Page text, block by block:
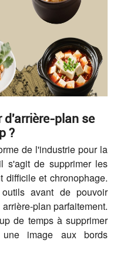
d'arrière-plan se
?
de l'industrie pour la
s'agit de supprimer les
difficile et chronophage.
avant de pouvoir
plan parfaitement.
de temps à supprimer
image aux bords